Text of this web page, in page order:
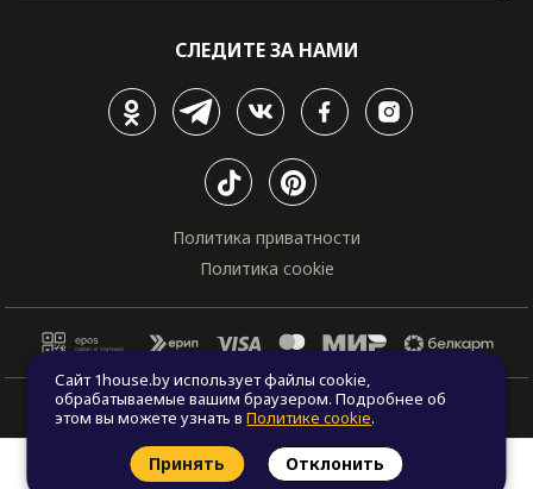
СЛЕДИТЕ ЗА НАМИ
Политика приватности
Политика cookie
© Все права защищены. "One house", 2011 - 2026
Заказать звонок Найти проект
Сайт 1house.by использует файлы cookie,
обрабатываемые вашим браузером. Подробнее об
этом вы можете узнать вПолитике cookie.
Принять Отклонить